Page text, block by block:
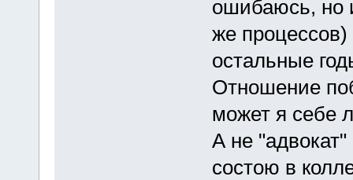
ошибаюсь, но
же процессов)
остальные
Отношение
может я себе
А не
состою в